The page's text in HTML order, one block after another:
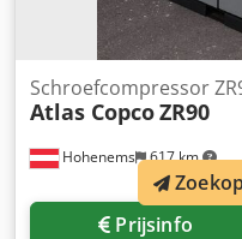
Hohenems 617 km
Schroefcompressor
Atlas CopcoZR90
Prijsinfo